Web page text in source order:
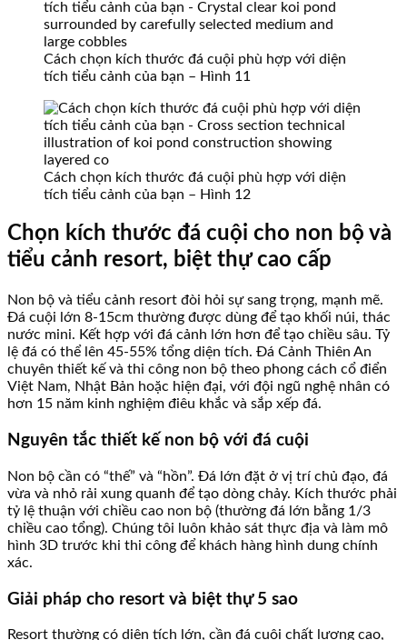
Cách chọn kích thước đá cuội phù hợp với diện
tích tiểu cảnh của bạn – Hình 11
Cách chọn kích thước đá cuội phù hợp với diện
tích tiểu cảnh của bạn – Hình 12
Chọn kích thước đá cuội cho non bộ và
tiểu cảnh resort, biệt thự cao cấp
Non bộ và tiểu cảnh resort đòi hỏi sự sang trọng, mạnh mẽ.
Đá cuội lớn 8-15cm thường được dùng để tạo khối núi, thác
nước mini. Kết hợp với đá cảnh lớn hơn để tạo chiều sâu. Tỷ
lệ đá có thể lên 45-55% tổng diện tích. Đá Cảnh Thiên An
chuyên thiết kế và thi công non bộ theo phong cách cổ điển
Việt Nam, Nhật Bản hoặc hiện đại, với đội ngũ nghệ nhân có
hơn 15 năm kinh nghiệm điêu khắc và sắp xếp đá.
Nguyên tắc thiết kế non bộ với đá cuội
Non bộ cần có “thế” và “hồn”. Đá lớn đặt ở vị trí chủ đạo, đá
vừa và nhỏ rải xung quanh để tạo dòng chảy. Kích thước phải
tỷ lệ thuận với chiều cao non bộ (thường đá lớn bằng 1/3
chiều cao tổng). Chúng tôi luôn khảo sát thực địa và làm mô
hình 3D trước khi thi công để khách hàng hình dung chính
xác.
Giải pháp cho resort và biệt thự 5 sao
Resort thường có diện tích lớn, cần đá cuội chất lượng cao,